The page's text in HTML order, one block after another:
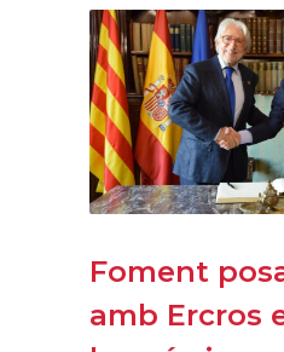
Foment
amb Ercros